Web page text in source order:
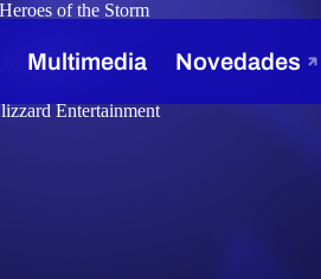
Heroes of the Storm
2019
Entertainment